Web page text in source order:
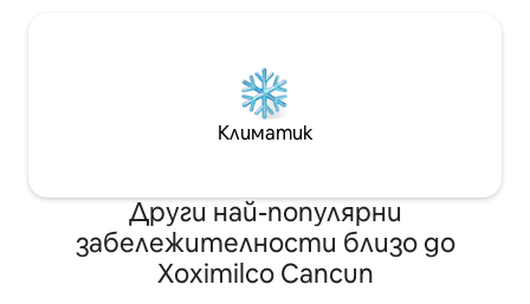
Климатик
Други най-популярни
забележителности близо до
Xoximilco Cancun